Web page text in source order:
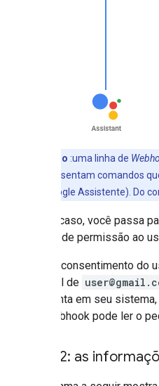
Observação :uma linha de
representam comandos
sempre do Google Assistente). Do
Nesse caso, você passa
cena pede permissão ao
Após o consentimento do
de perfil de
uma conta em seu
Seu webhook pode ler o
Fluxo 2: as